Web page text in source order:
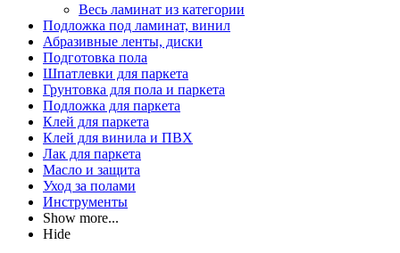
Весь ламинат из категории
Подложка под ламинат, винил
Абразивные ленты, диски
Подготовка пола
Шпатлевки для паркета
Грунтовка для пола и паркета
Подложка для паркета
Клей для паркета
Клей для винила и ПВХ
Лак для паркета
Масло и защита
Уход за полами
Инструменты
Show more...
Hide